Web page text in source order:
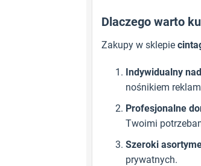
Dlaczego warto
Zakupy w sklepie
Indywidualny
nośnikiem
Profesjonalne
Twoimi
Szeroki
prywatnych.